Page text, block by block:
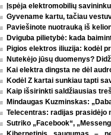
Įspėja elektromobilių
Gyvename kartu, tačiau
Paviešinote nuotrauką iš
Dviguba pilietybė: kada
Pigios elektros iliuzija: kodėl
Nutekėjo jūsų duomenys?
Kai elektra dingsta ne dėl
Kodėl Z kartai sunkiau tapti
Kaip išsirinkti saldžiausias
Mindaugas Kuzminskas:
Telecentras: radijas prasidėjo
Sutriko „Facebook“,